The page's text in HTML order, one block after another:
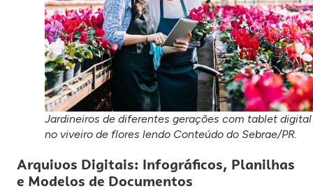
Jardineiros de diferentes gerações com tablet digital
no viveiro de flores lendo Conteúdo do Sebrae/PR.
Arquivos Digitais: Infográficos, Planilhas
e Modelos de Documentos